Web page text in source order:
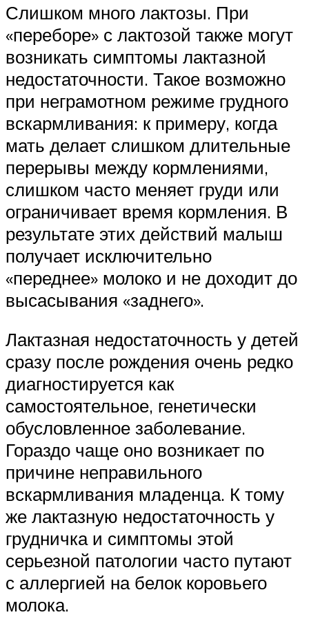
Слишком много лактозы. При
«переборе» с лактозой также могут
возникать симптомы лактазной
недостаточности. Такое возможно
при неграмотном режиме грудного
вскармливания: к примеру, когда
мать делает слишком длительные
перерывы между кормлениями,
слишком часто меняет груди или
ограничивает время кормления. В
результате этих действий малыш
получает исключительно
«переднее» молоко и не доходит до
высасывания «заднего».
Лактазная недостаточность у детей
сразу после рождения очень редко
диагностируется как
самостоятельное, генетически
обусловленное заболевание.
Гораздо чаще оно возникает по
причине неправильного
вскармливания младенца. К тому
же лактазную недостаточность у
грудничка и симптомы этой
серьезной патологии часто путают
с аллергией на белок коровьего
молока.